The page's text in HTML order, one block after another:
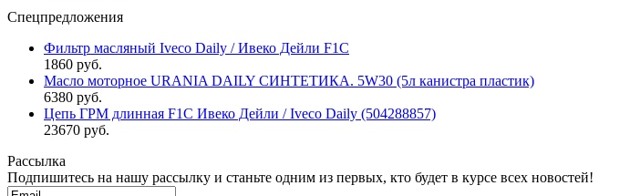
Спецпредложения
Фильтр масляный Iveco Daily / Ивеко Дейли F1C
1860 руб.
Масло моторное URANIA DAILY СИНТЕТИКА. 5W30 (5л канистра пластик)
6380 руб.
Цепь ГРМ длинная F1C Ивеко Дейли / Iveco Daily (504288857)
23670 руб.
Рассылка
Подпишитесь на нашу рассылку и станьте одним из первых, кто будет в курсе всех новостей!